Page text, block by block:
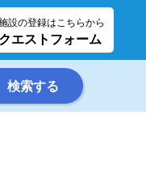
設の登録はこちらから
エストフォーム
検索する